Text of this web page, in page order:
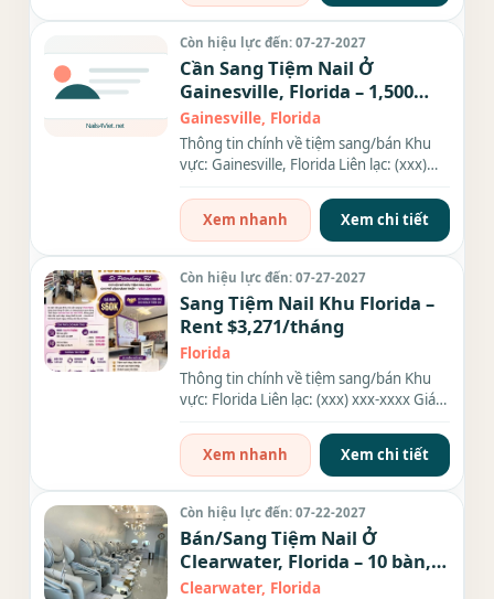
Còn hiệu lực đến: 07-27-2027
Cần Sang Tiệm Nail Ở
Gainesville, Florida – 1,500
sqft
Gainesville, Florida
Thông tin chính về tiệm sang/bán Khu
vực: Gainesville, Florida Liên lạc: (xxx)
Xem nhanh
Xem chi tiết
Còn hiệu lực đến: 07-27-2027
Sang Tiệm Nail Khu Florida –
Rent $3,271/tháng
Florida
Thông tin chính về tiệm sang/bán Khu
vực: Florida Liên lạc: (xxx) xxx-xxxx Giá
Xem nhanh
Xem chi tiết
Còn hiệu lực đến: 07-22-2027
Bán/Sang Tiệm Nail Ở
Clearwater, Florida – 10 bàn,
10 ghế
Clearwater, Florida